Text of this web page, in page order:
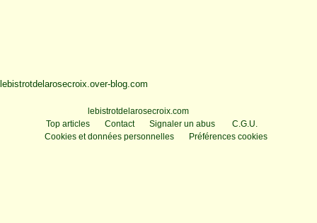
lebistrotdelarosecroix.over-blog.com
lebistrotdelarosecroix.com
Top articles
Contact Signaler un abus
C.G.U.
Cookies et données personnelles
Préférences cookies